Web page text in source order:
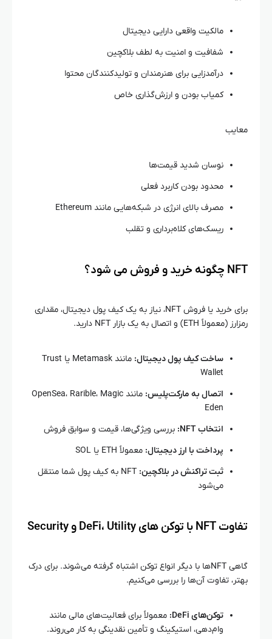
مالکیت واقعی دارایی دیجیتال
شفافیت و امنیت به لطف بلاکچین
درآمدزایی برای هنرمندان و تولیدکنندگان محتوا
کمیاب بودن و ارزش‌گذاری خاص
معایب
نوسان شدید قیمت‌ها
محدود بودن کاربرد فعلی
مصرف بالای انرژی در شبکه‌هایی مانند Ethereum
ریسک‌های کلاه‌برداری و تقلب
NFT چگونه خرید و فروش می‌ شود؟
برای خرید یا فروش NFT، نیاز به یک کیف پول دیجیتال، مقداری
رمزارز (معمولاً ETH) و اتصال به یک بازار NFT دارید.
ساخت کیف پول دیجیتال:
مانند Metamask یا Trust
Wallet
اتصال به مارکت‌پلیس:
مانند OpenSea، Rarible، Magic
Eden
انتخاب NFT:
بررسی ویژگی‌ها، قیمت و سوابق فروش
پرداخت با ارز دیجیتال: معمولاً ETH یا SOL
ثبت تراکنش در بلاکچین:
NFT به کیف پول شما منتقل
می‌شود
تفاوت NFT با توکن‌ های DeFi، Utility و Security
گاهی NFTها با دیگر انواع توکن اشتباه گرفته می‌شوند. برای درک
بهتر، تفاوت آن‌ها را بررسی می‌کنیم.
توکن‌های DeFi:
معمولاً برای فعالیت‌های مالی مانند
وام‌دهی، استیکینگ و تأمین نقدینگی به کار می‌روند.